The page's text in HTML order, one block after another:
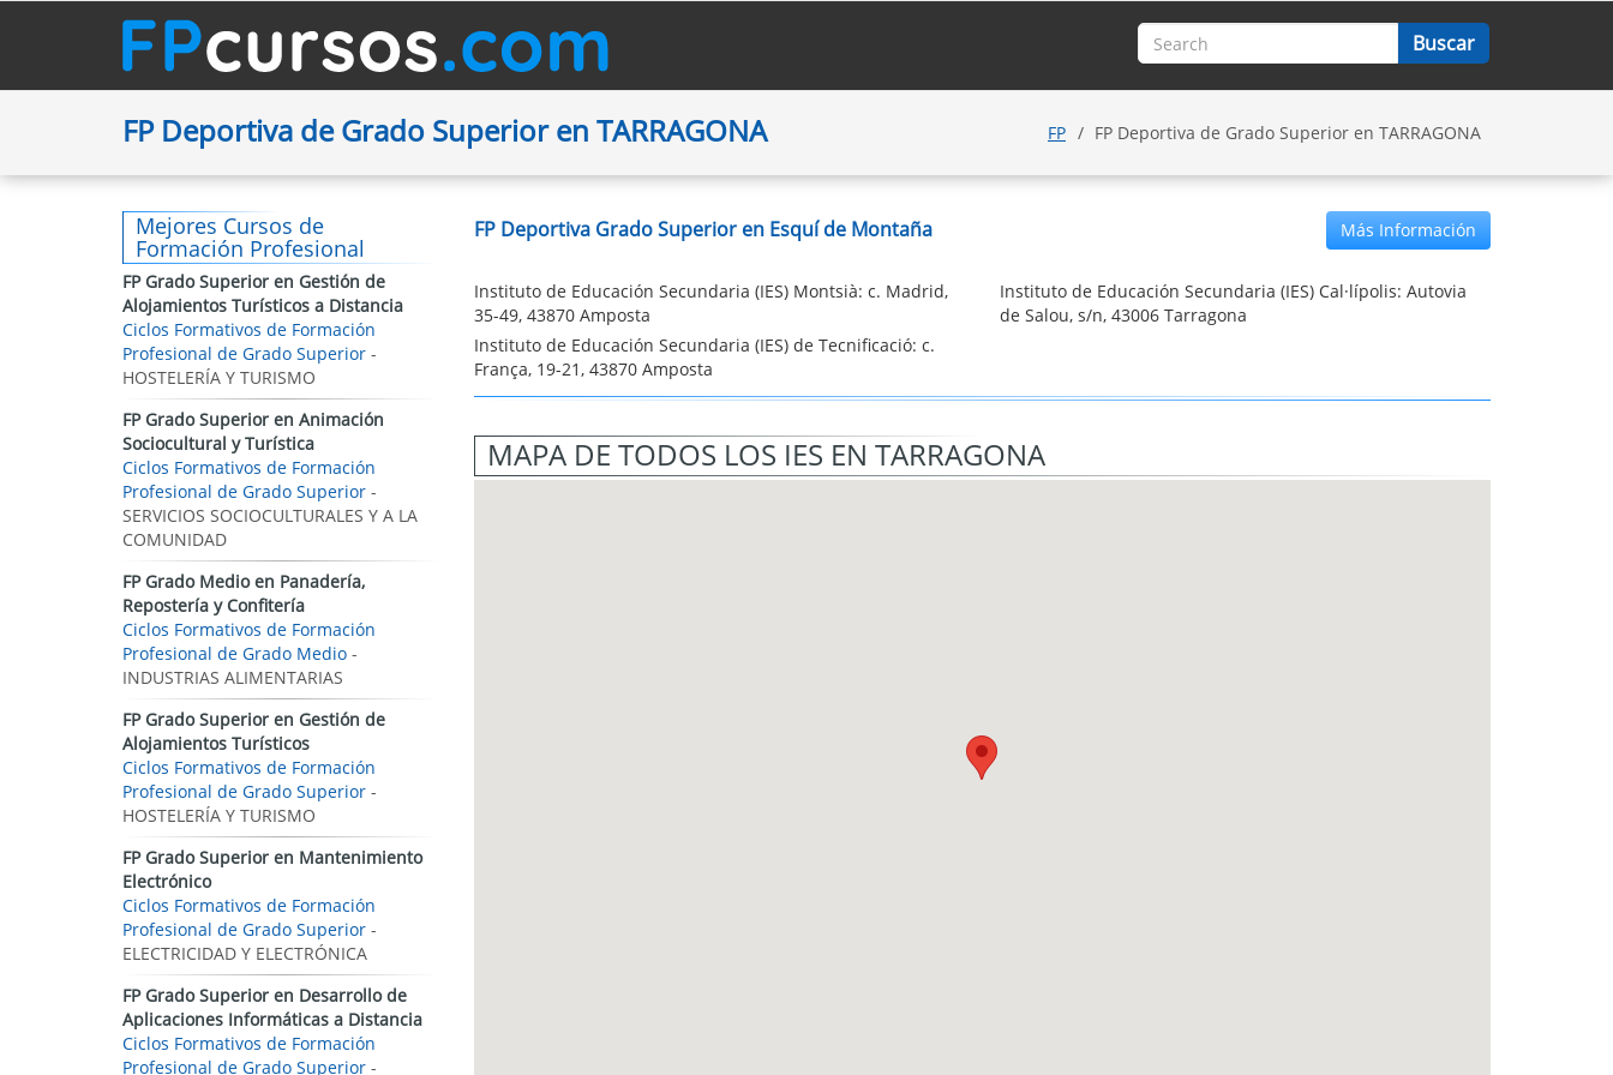
FP Deportiva de Grado Superior en TARRAGONA FP FP Deportiva de Grado Superior en TARRAGONA
FP Deportiva Grado Superior en Esquí de Montaña Más Información
Instituto de Educación Secundaria (IES) Montsià: c. Madrid,
35-49, 43870 Amposta
Instituto de Educación Secundaria (IES) Cal·lípolis: Autovia
de Salou, s/n, 43006 Tarragona
Instituto de Educación Secundaria (IES) de Tecnificació: c.
França, 19-21, 43870 Amposta
MAPA DE TODOS LOS IES EN TARRAGONA
Mejores Cursos de
Formación Profesional
FP Grado Superior en Gestión de
Alojamientos Turísticos a Distancia
Ciclos Formativos de Formación
Profesional de Grado Superior -
HOSTELERÍA Y TURISMO
FP Grado Superior en Animación
Sociocultural y Turística
Ciclos Formativos de Formación
Profesional de Grado Superior -
SERVICIOS SOCIOCULTURALES Y A LA
COMUNIDAD
FP Grado Medio en Panadería,
Repostería y Confitería
Ciclos Formativos de Formación
Profesional de Grado Medio -
INDUSTRIAS ALIMENTARIAS
FP Grado Superior en Gestión de
Alojamientos Turísticos
Ciclos Formativos de Formación
Profesional de Grado Superior -
HOSTELERÍA Y TURISMO
FP Grado Superior en Mantenimiento
Electrónico
Ciclos Formativos de Formación
Profesional de Grado Superior -
ELECTRICIDAD Y ELECTRÓNICA
FP Grado Superior en Desarrollo de
Aplicaciones Informáticas a Distancia
Ciclos Formativos de Formación
Profesional de Grado Superior -